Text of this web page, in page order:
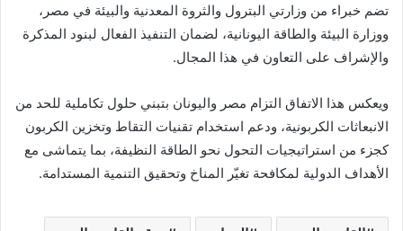
تضم خبراء من وزارتي البترول والثروة المعدنية والبيئة في مصر،
ووزارة البيئة والطاقة اليونانية، لضمان التنفيذ الفعال لبنود المذكرة
والإشراف على التعاون في هذا المجال.
ويعكس هذا الاتفاق التزام مصر واليونان بتبني حلول تكاملية للحد من
الانبعاثات الكربونية، ودعم استخدام تقنيات التقاط وتخزين الكربون
كجزء من استراتيجيات التحول نحو الطاقة النظيفة، بما يتماشى مع
الأهداف الدولية لمكافحة تغيّر المناخ وتحقيق التنمية المستدامة.